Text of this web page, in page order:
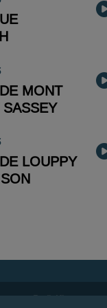
MONT
SASSEY
LOUPPY
avecRadioKing.